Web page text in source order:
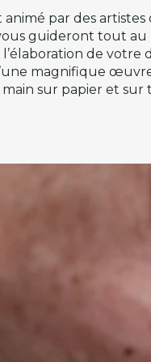
par des artistes
guideront tout au
de votre
magnifique
sur papier et sur